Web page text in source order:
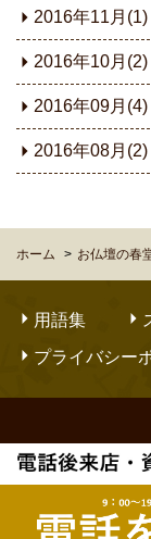
2016年11月(1)
2016年10月(2)
2016年09月(4)
2016年08月(2)
ホーム お仏壇の春
用語集
プライバシー
Copyright